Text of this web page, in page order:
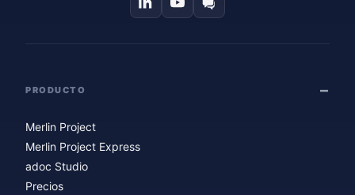
PRODUCTO
Merlin Project
Merlin Project Express
adoc Studio
Precios